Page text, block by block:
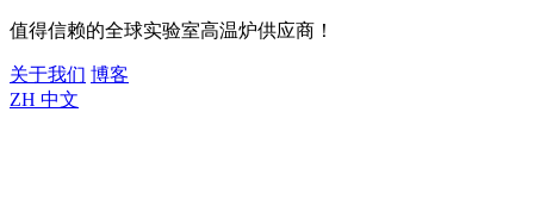
值得信赖的全球实验室高温炉供应商！
关于我们 博客
ZH 中文